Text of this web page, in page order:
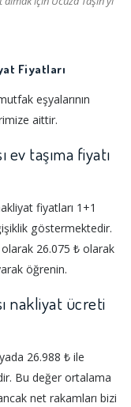
Fiyatları
eşyalarının
aittir.
ev taşıma fiyatı
fiyatları 1+1
göstermektedir.
26.075 ₺ olarak
öğrenin.
nakliyat ücreti
26.988 ₺ ile
Bu değer ortalama
net rakamları bizi